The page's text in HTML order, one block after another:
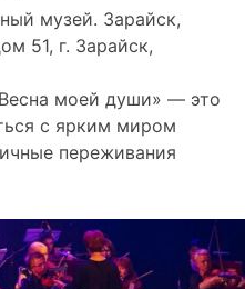
музей. Зарайск,
51, г. Зарайск,
моей души» — это
с ярким миром
переживания